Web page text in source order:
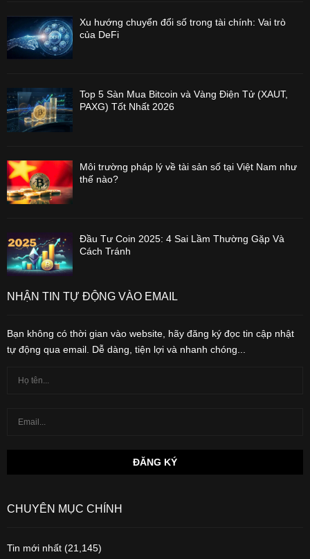
Xu hướng chuyển đổi số trong tài chính: Vai trò
của DeFi
Top 5 Sàn Mua Bitcoin và Vàng Điện Tử (XAUT,
PAXG) Tốt Nhất 2026
Môi trường pháp lý về tài sản số tại Việt Nam như
thế nào?
Đầu Tư Coin 2025: 4 Sai Lầm Thường Gặp Và
Cách Tránh
NHẬN TIN TỰ ĐỘNG VÀO EMAIL
Bạn không có thời gian vào website, hãy đăng ký đọc tin cập nhật
tự động qua email. Dễ dàng, tiện lợi và nhanh chóng...
CHUYÊN MỤC CHÍNH
Tin mới nhất (21,145)